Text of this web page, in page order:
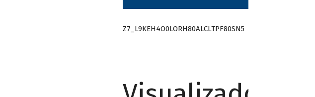
Z7_L9KEH4O0LORH80ALCLTPF80SN5